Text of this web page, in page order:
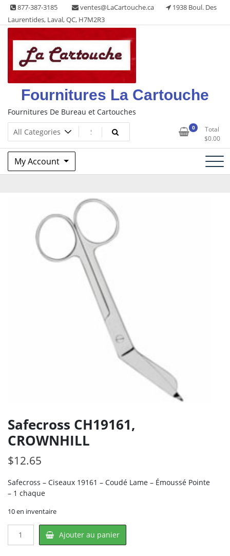
Skip
content
877-387-3185 ventes@LaCartouche.ca
1938 Boul. Des
Laurentides, Laval, QC, H7M2R3
Fournitures La Cartouche
Fournitures De Bureau et Cartouches
0
Total
$0.00
My Account
Safecross CH19161,
CROWNHILL
$12.65
Safecross – Ciseaux 19161 – Coudé Lame – Émoussé Pointe
– 1 chaque
10 en inventaire
Ajouter au panier